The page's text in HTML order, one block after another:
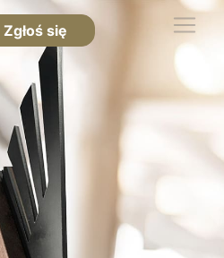
Zgłoś się